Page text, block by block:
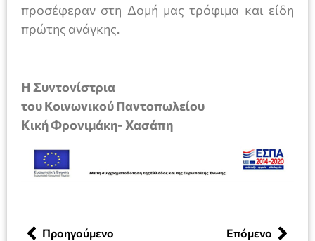
προσέφεραν στη Δομή μας τρόφιμα και είδη
πρώτης ανάγκης.
Η Συντονίστρια
του Κοινωνικού Παντοπωλείου
Κική Φρονιμάκη- Χασάπη
Προηγούμενο Επόμενο